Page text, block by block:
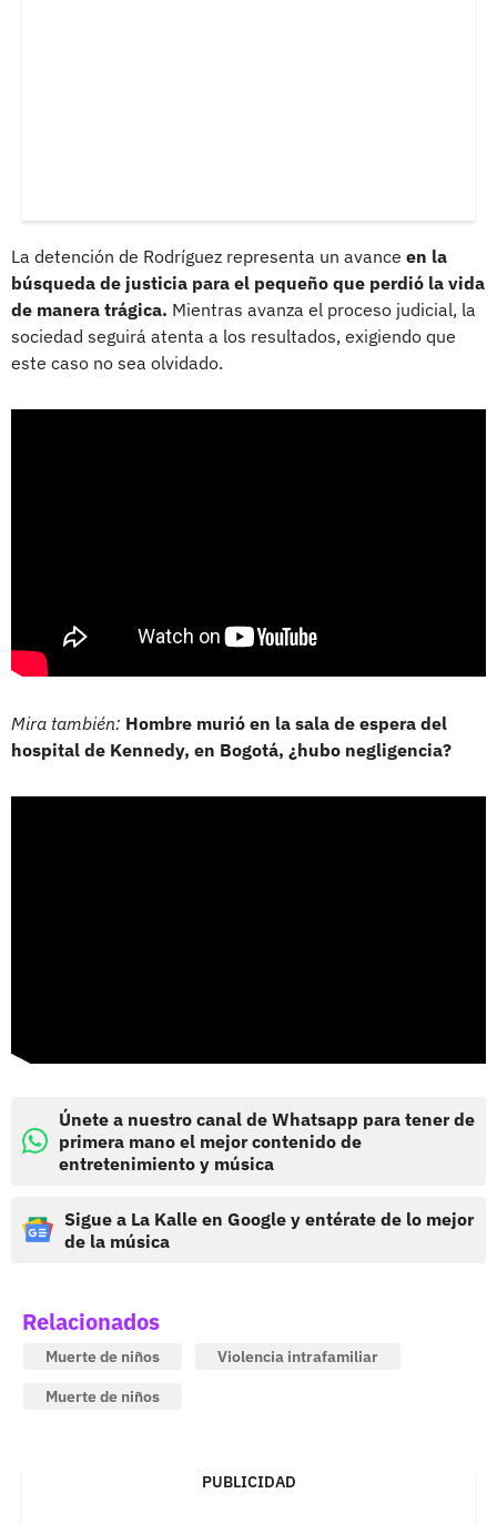
La detención de Rodríguez representa un avance en la
búsqueda de justicia para el pequeño que perdió la vida
de manera trágica. Mientras avanza el proceso judicial, la
sociedad seguirá atenta a los resultados, exigiendo que
este caso no sea olvidado.
Mira también: Hombre murió en la sala de espera del
hospital de Kennedy, en Bogotá, ¿hubo negligencia?
Únete a nuestro canal de Whatsapp para tener de
primera mano el mejor contenido de
entretenimiento y música
Sigue a La Kalle en Google y entérate de lo mejor
de la música
Relacionados
Muerte de niños
Violencia intrafamiliar
Muerte de niños
PUBLICIDAD